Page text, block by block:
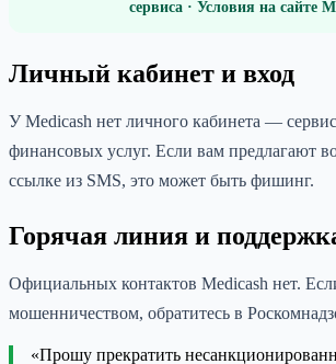
сервиса · Условия на сайте
Личный кабинет и вход
У Medicash нет личного кабинета —
финансовых услуг. Если вам предлагают
ссылке из SMS, это может быть фишинг.
Горячая линия и
Официальных контактов Medicash нет.
мошенничеством, обратитесь в
«Прошу прекратить